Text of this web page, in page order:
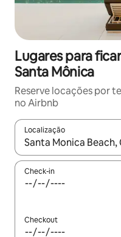
Lugares para
Santa Mônica
Reserve locações por
no Airbnb
Localização
Quando os resultados
Check-in
Checkout